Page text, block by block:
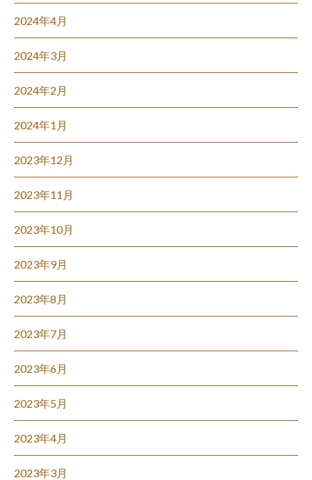
2024年4月
2024年3月
2024年2月
2024年1月
2023年12月
2023年11月
2023年10月
2023年9月
2023年8月
2023年7月
2023年6月
2023年5月
2023年4月
2023年3月